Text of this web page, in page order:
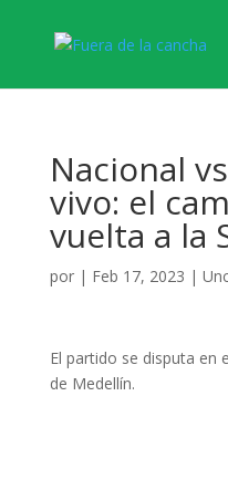
Nacional
vivo: el
vuelta a la
por | Feb 17, 2023 |
El partido se disputa en
de Medellín.